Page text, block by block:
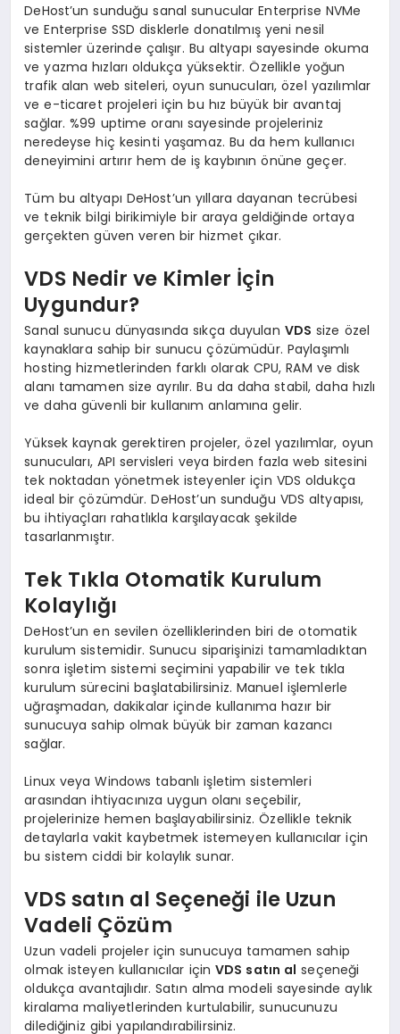
DeHost’un sunduğu sanal sunucular Enterprise NVMe
ve Enterprise SSD disklerle donatılmış yeni nesil
sistemler üzerinde çalışır. Bu altyapı sayesinde okuma
ve yazma hızları oldukça yüksektir. Özellikle yoğun
trafik alan web siteleri, oyun sunucuları, özel yazılımlar
ve e-ticaret projeleri için bu hız büyük bir avantaj
sağlar. %99 uptime oranı sayesinde projeleriniz
neredeyse hiç kesinti yaşamaz. Bu da hem kullanıcı
deneyimini artırır hem de iş kaybının önüne geçer.
Tüm bu altyapı DeHost’un yıllara dayanan tecrübesi
ve teknik bilgi birikimiyle bir araya geldiğinde ortaya
gerçekten güven veren bir hizmet çıkar.
VDS Nedir ve Kimler İçin
Uygundur?
Sanal sunucu dünyasında sıkça duyulan VDS size özel
kaynaklara sahip bir sunucu çözümüdür. Paylaşımlı
hosting hizmetlerinden farklı olarak CPU, RAM ve disk
alanı tamamen size ayrılır. Bu da daha stabil, daha hızlı
ve daha güvenli bir kullanım anlamına gelir.
Yüksek kaynak gerektiren projeler, özel yazılımlar, oyun
sunucuları, API servisleri veya birden fazla web sitesini
tek noktadan yönetmek isteyenler için VDS oldukça
ideal bir çözümdür. DeHost’un sunduğu VDS altyapısı,
bu ihtiyaçları rahatlıkla karşılayacak şekilde
tasarlanmıştır.
Tek Tıkla Otomatik Kurulum
Kolaylığı
DeHost’un en sevilen özelliklerinden biri de otomatik
kurulum sistemidir. Sunucu siparişinizi tamamladıktan
sonra işletim sistemi seçimini yapabilir ve tek tıkla
kurulum sürecini başlatabilirsiniz. Manuel işlemlerle
uğraşmadan, dakikalar içinde kullanıma hazır bir
sunucuya sahip olmak büyük bir zaman kazancı
sağlar.
Linux veya Windows tabanlı işletim sistemleri
arasından ihtiyacınıza uygun olanı seçebilir,
projelerinize hemen başlayabilirsiniz. Özellikle teknik
detaylarla vakit kaybetmek istemeyen kullanıcılar için
bu sistem ciddi bir kolaylık sunar.
VDS satın al Seçeneği ile Uzun
Vadeli Çözüm
Uzun vadeli projeler için sunucuya tamamen sahip
olmak isteyen kullanıcılar içinVDS satın al seçeneği
oldukça avantajlıdır. Satın alma modeli sayesinde aylık
kiralama maliyetlerinden kurtulabilir, sunucunuzu
dilediğiniz gibi yapılandırabilirsiniz.